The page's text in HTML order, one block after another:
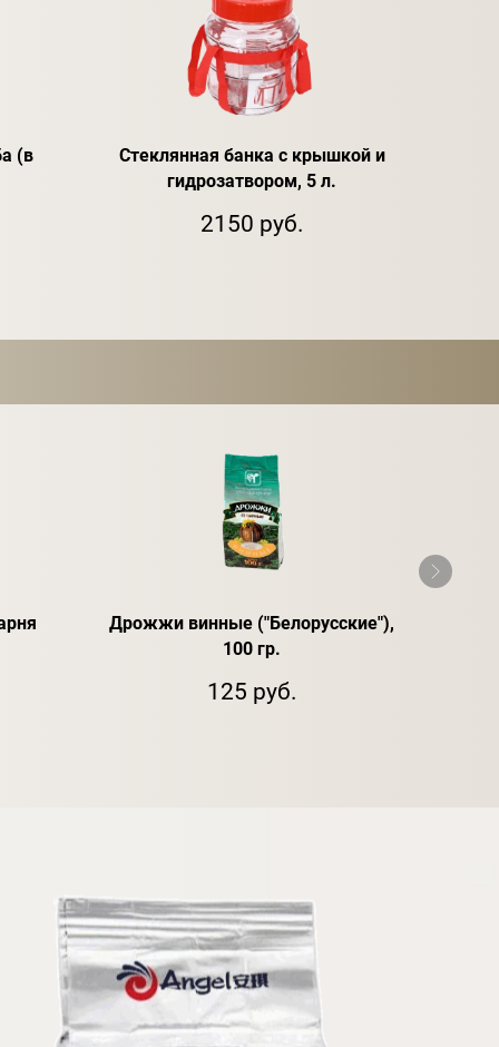
(в
Стеклянная банка с крышкой и
гидрозатвором, 5 л.
2150 руб.
Дрожжи винные ("Белорусские"),
100 гр.
125 руб.